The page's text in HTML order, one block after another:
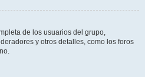
de los usuarios del grupo,
y otros detalles, como los foros